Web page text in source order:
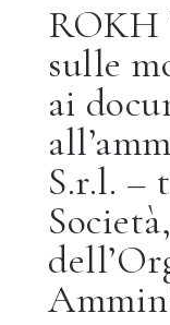
ROKH
sulle
ai
S.r.l. –